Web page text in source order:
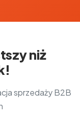
niż
sprzedaży B2B